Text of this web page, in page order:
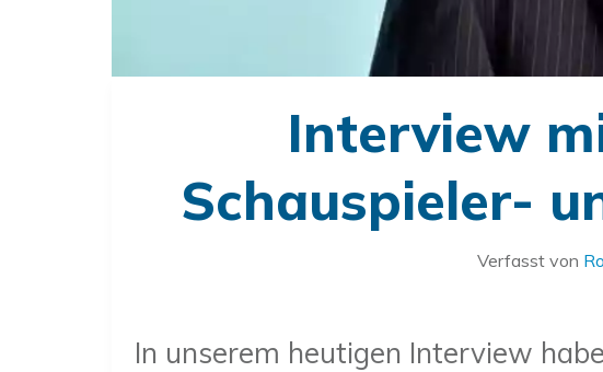
Interview
Schauspieler-
Verfasst von
In unserem heutigen Interview